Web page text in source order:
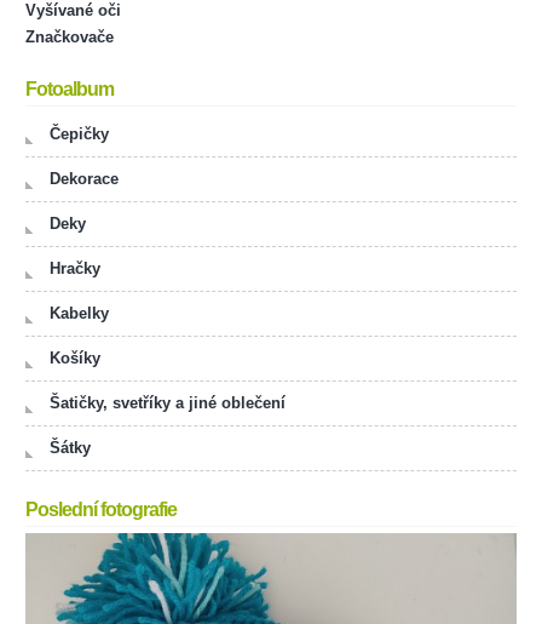
Vyšívané oči
Značkovače
Fotoalbum
Čepičky
Dekorace
Deky
Hračky
Kabelky
Košíky
Šatičky, svetříky a jiné oblečení
Šátky
Poslední fotografie